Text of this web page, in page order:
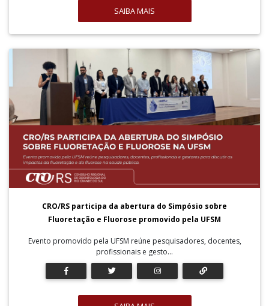
SAIBA MAIS
CRO/RS participa da abertura do Simpósio sobre
Fluoretação e Fluorose promovido pela UFSM
Evento promovido pela UFSM reúne pesquisadores, docentes,
profissionais e gesto...